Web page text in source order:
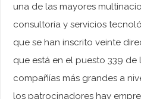
una de las mayores
consultoría y servicios
que se han inscrito veinte
que está en el puesto 339 de
compañías más grandes a
los patrocinadores hay